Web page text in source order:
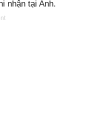
nhận tại Anh.